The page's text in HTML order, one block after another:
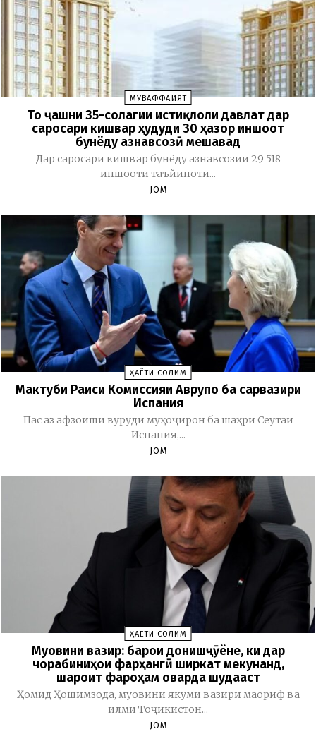
МУВАФФАҚИЯТ
То ҷашни 35-солагии истиқлоли давлат дар
саросари кишвар ҳудуди 30 ҳазор иншоот
бунёду азнавсозӣ мешавад
Дар саросари кишвар бунёду азнавсозии 29 518
иншооти таъйиноти...
JOM
ҲАЁТИ СОЛИМ
Мактуби Раиси Комиссияи Аврупо ба сарвазири
Испания
Пас аз афзоиши вуруди муҳоҷирон ба шаҳри Сеутаи
Испания,...
JOM
ҲАЁТИ СОЛИМ
Муовини вазир: барои донишҷӯёне, ки дар
чорабиниҳои фарҳангӣ ширкат мекунанд,
шароит фароҳам оварда шудааст
Ҳомид Ҳошимзода, муовини якуми вазири маориф ва
илми Тоҷикистон...
JOM